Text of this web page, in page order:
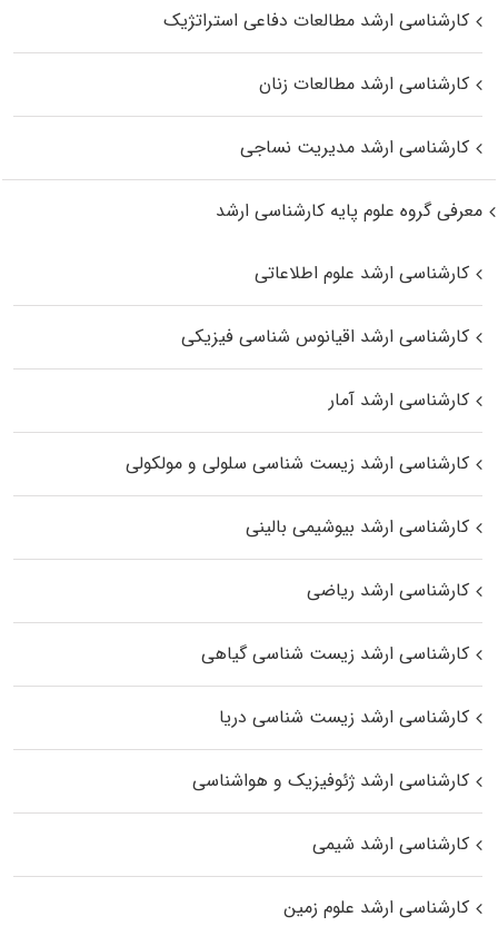
کارشناسی ارشد مطالعات دفاعی استراتژیک
کارشناسی ارشد مطالعات زنان
کارشناسی ارشد مدیریت نساجی
معرفی گروه علوم پایه کارشناسی ارشد
کارشناسی ارشد علوم اطلاعاتی
کارشناسی ارشد اقیانوس‌ شناسی فیزیکی
کارشناسی ارشد آمار
کارشناسی ارشد زیست شناسی سلولی و مولکولی
کارشناسی ارشد بیوشیمی بالینی
کارشناسی ارشد ریاضی
کارشناسی ارشد زیست‌ شناسی گیاهی
کارشناسی ارشد زیست‌ شناسی دریا
کارشناسی ارشد ژئوفیزیک و هواشناسی
کارشناسی ارشد شیمی
کارشناسی ارشد علوم زمین